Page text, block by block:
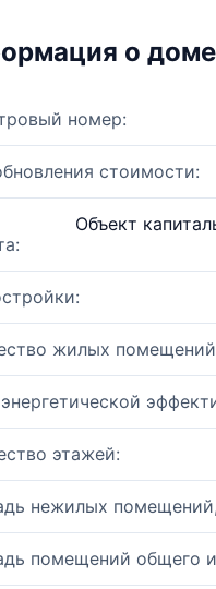
о доме
номер:
стоимости:
Объект
жилых
этажей:
нежилых
помещений общего